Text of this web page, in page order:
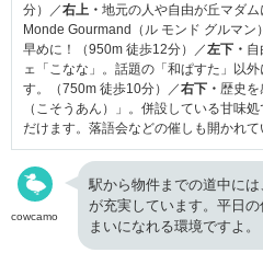
分）／右上・ 地元の人や自由が丘マダ
Monde Gourmand（ル モンド グルマ
早めに！（950m 徒歩12分）／左下・ 自
ェ「こなな」。話題の「和ぱすた」以
す。（750m 徒歩10分）／右下・ 歴史を
（こそうあん）」。併設している甘味
だけます。落語会などの催しも開かれて
cowcamo
駅から物件までの道中に
が充実しています。平日
まいになれる環境ですよ。